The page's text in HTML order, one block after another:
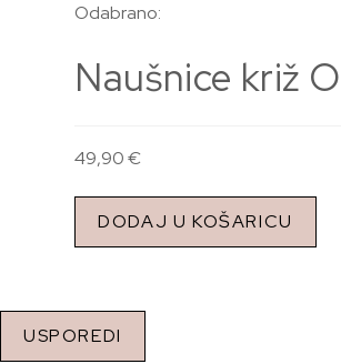
Odabrano:
Naušnice križ
49,90€
DODAJ U KOŠARICU
USPOREDI